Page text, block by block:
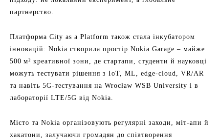
партнерство.
Платформа City as a Platform також стала інкубатором
інновацій: Nokia створила простір Nokia Garage – майже
500 м² креативної зони, де стартапи, студенти й науковці
можуть тестувати рішення з IoT, ML, edge-cloud, VR/AR
та навіть 5G-тестування на Wrocław WSB University і в
лабораторії LTE/5G від Nokia.
Місто та Nokia організовують регулярні заходи, міт-апи й
хакатони, залучаючи громадян до співтворення